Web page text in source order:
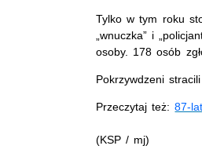
Tylko w tym roku
„wnuczka” i
osoby. 178 osób
Pokrzywdzeni
Przeczytaj też:87-
(KSP / mj)